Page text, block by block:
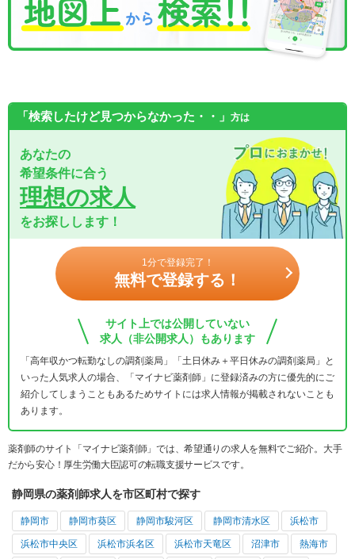
「検索したけど見つからなかった・・」 方は
あなたの
希望条件に合う
理想の求人
をお探しします！
1分で登録完了！
無料で登録する！
サイト上では公開していない
求人（非公開求人）もあります
「高年収かつ転勤なしの調剤薬局」「土日休み＋平日休みの調剤薬局」と
いった人気求人の場合、「マイナビ薬剤師」に登録済みの方に優先的にご
紹介してしまうこともあるためサイトには求人情報が掲載されないことも
あります。
薬剤師のサイト「マイナビ薬剤師」では、希望通りの求人を無料でご紹介。大手
だから安心！厚生労働大臣認可の転職支援サービスです。
静岡県の薬剤師求人を市区町村で探す
静岡市 静岡市葵区 静岡市駿河区 静岡市清水区 浜松市
浜松市中央区 浜松市浜名区 浜松市天竜区 沼津市 熱海市